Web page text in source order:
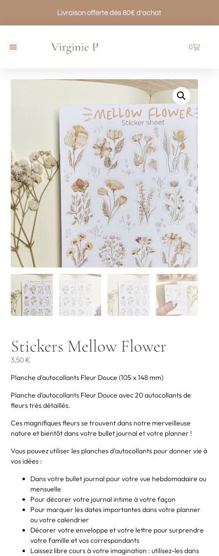
Livraison offerte dès 80€ d’achat
0
Stickers Mellow Flower
3,50€
Planche d’autocollants Fleur Douce (105 x 148 mm)
Planche d’autocollants Fleur Douce avec 20 autocollants de
fleurs très détaillés.
Ces magnifiques fleurs se trouvent dans notre merveilleuse
nature et bientôt dans votre bullet journal et votre planner !
Vous pouvez utiliser les planches d’autocollants pour donner vie à
vos idées :
Dans votre bullet journal pour votre vue hebdomadaire ou
mensuelle
Pour décorer votre journal intime à votre façon
Pour marquer les dates importantes dans votre planner
ou votre calendrier
Décorer votre enveloppe et votre lettre pour surprendre
votre famille et vos correspondants
Laissez libre cours à votre imagination : utilisez-les dans